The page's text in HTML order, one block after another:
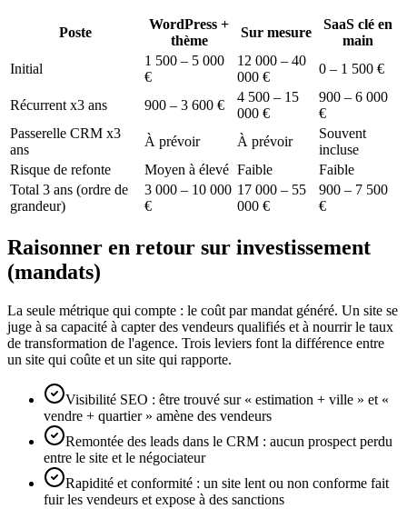
Poste
WordPress +
thème
Sur mesure
SaaS clé en
main
Initial
1 500 – 5 000
€
12 000 – 40
000 €
0 – 1 500 €
Récurrent x3 ans 900 – 3 600 €
4 500 – 15
000 €
900 – 6 000
€
Passerelle CRM x3
ans
À prévoir À prévoir
Souvent
incluse
Risque de refonte
Moyen à élevé Faible
Faible
Total 3 ans (ordre de
grandeur)
3 000 – 10 000
€
17 000 – 55
000 €
900 – 7 500
€
Raisonner en retour sur investissement
(mandats)
La seule métrique qui compte : le coût par mandat généré. Un site se
juge à sa capacité à capter des vendeurs qualifiés et à nourrir le taux
de transformation de l'agence. Trois leviers font la différence entre
un site qui coûte et un site qui rapporte.
Visibilité SEO : être trouvé sur « estimation + ville » et «
vendre + quartier » amène des vendeurs
Remontée des leads dans le CRM : aucun prospect perdu
entre le site et le négociateur
Rapidité et conformité : un site lent ou non conforme fait
fuir les vendeurs et expose à des sanctions